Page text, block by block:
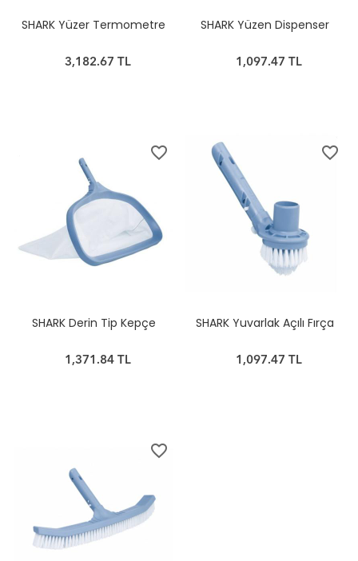
SHARK Yüzer Termometre
3,182.67 TL
SHARK Yüzen Dispenser
1,097.47 TL
favorite_border
SHARK Derin Tip Kepçe
1,371.84 TL
favorite_border
SHARK Yuvarlak Açılı Fırça
1,097.47 TL
favorite_border